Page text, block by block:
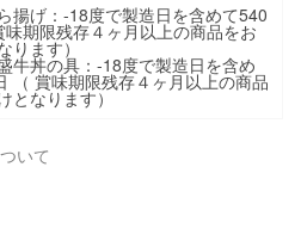
揚げ：-18度で製造日を含めて540
味期限残存４ヶ月以上の商品をお
ります）
牛丼の具：-18度で製造日を含め
（ 賞味期限残存４ヶ月以上の商品
となります）
いて